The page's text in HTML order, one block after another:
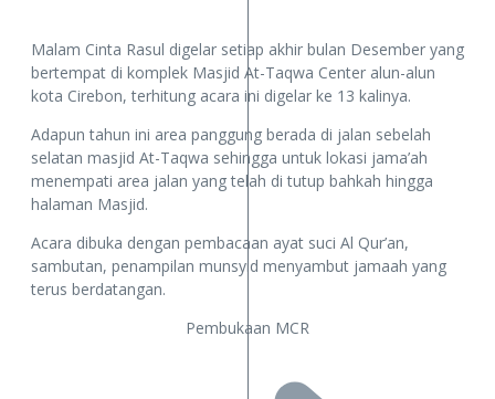
Malam Cinta Rasul digelar setiap akhir bulan Desember yang
bertempat di komplek Masjid At-Taqwa Center alun-alun
kota Cirebon, terhitung acara ini digelar ke 13 kalinya.
Adapun tahun ini area panggung berada di jalan sebelah
selatan masjid At-Taqwa sehingga untuk lokasi jama’ah
menempati area jalan yang telah di tutup bahkah hingga
halaman Masjid.
Acara dibuka dengan pembacaan ayat suci Al Qur’an,
sambutan, penampilan munsyid menyambut jamaah yang
terus berdatangan.
Pembukaan MCR